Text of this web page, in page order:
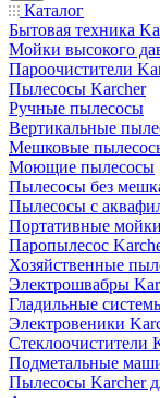
Каталог
Бытовая техника
Мойки высокого
Пароочистители
Пылесосы Karcher
Ручные пылесосы
Вертикальные
Мешковые
Моющие пылесосы
Пылесосы без
Пылесосы с
Портативные
Паропылесос
Хозяйственные
Электрошвабры
Гладильные
Электровеники
Стеклоочистители
Подметальные
Пылесосы Karcher